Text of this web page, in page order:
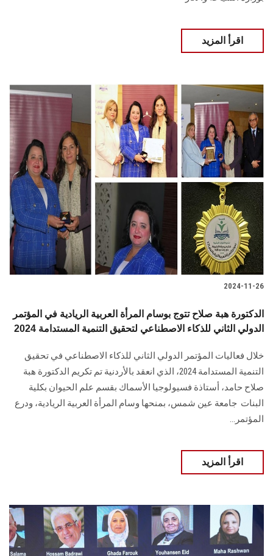
اقرأ المزيد
2024-11-26
الدكتورة هبة صلاح تتوج بوسام المرأة العربية الريادية في المؤتمر
الدولي الثاني للذكاء الاصطناعي لتحقيق التنمية المستدامة 2024
خلال فعاليات المؤتمر الدولي الثاني للذكاء الاصطناعي في تحقيق
التنمية المستدامة 2024، ‏الذي انعقد‎ ‎بالأردنية تم ‏تكريم الدكتورة هبة
صلاح حامد، أستاذة فسيولوجيا الأسماك بقسم علم الحيوان بكلية
البنات ‏ جامعة عين شمس، بمنحها وسام المرأة العربية الريادية، ودرع
‏المؤتمر...
اقرأ المزيد